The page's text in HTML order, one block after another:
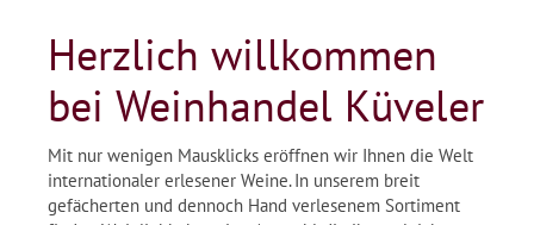
Herzlich willkommen
bei Weinhandel Küveler
Mit nur wenigen Mausklicks eröffnen wir Ihnen die Welt
internationaler erlesener Weine. In unserem breit
gefächerten und dennoch Hand verlesenem Sortiment